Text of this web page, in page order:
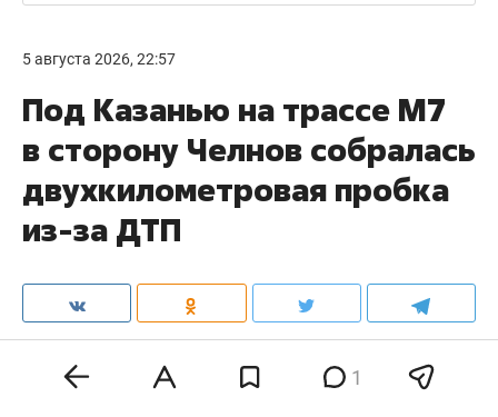
5 августа 2026, 22:57
Под Казанью на трассе М7
в сторону Челнов собралась
двухкилометровая пробка
из-за ДТП
На трассе М7 в сторону Набережных Челнов
1